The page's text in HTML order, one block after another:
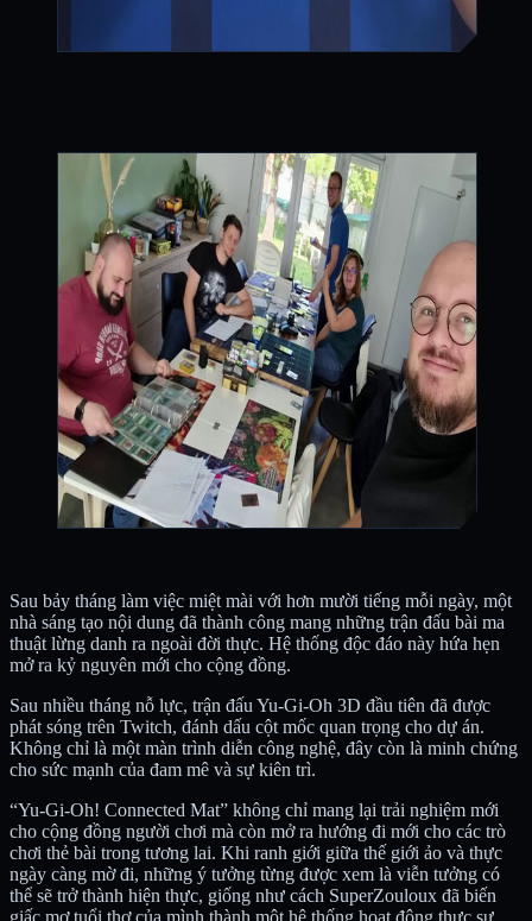
Sau bảy tháng làm việc miệt mài với hơn mười tiếng mỗi ngày, một
nhà sáng tạo nội dung đã thành công mang những trận đấu bài ma
thuật lừng danh ra ngoài đời thực. Hệ thống độc đáo này hứa hẹn
mở ra kỷ nguyên mới cho cộng đồng.
Sau nhiều tháng nỗ lực, trận đấu Yu-Gi-Oh 3D đầu tiên đã được
phát sóng trên Twitch, đánh dấu cột mốc quan trọng cho dự án.
Không chỉ là một màn trình diễn công nghệ, đây còn là minh chứng
cho sức mạnh của đam mê và sự kiên trì.
“Yu-Gi-Oh! Connected Mat” không chỉ mang lại trải nghiệm mới
cho cộng đồng người chơi mà còn mở ra hướng đi mới cho các trò
chơi thẻ bài trong tương lai. Khi ranh giới giữa thế giới ảo và thực
ngày càng mờ đi, những ý tưởng từng được xem là viễn tưởng có
thể sẽ trở thành hiện thực, giống như cách SuperZouloux đã biến
giấc mơ tuổi thơ của mình thành một hệ thống hoạt động thực sự.